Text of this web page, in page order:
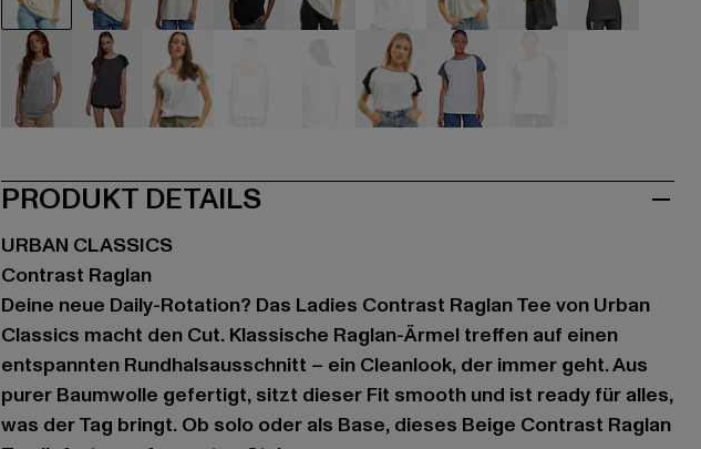
beige beige beige grau grau
PRODUKT DETAILS
URBAN CLASSICS
Contrast Raglan
Deine neue Daily-Rotation? Das Ladies Contrast Raglan Tee von Urban
Classics macht den Cut. Klassische Raglan-Ärmel treffen auf einen
entspannten Rundhalsausschnitt – ein Cleanlook, der immer geht. Aus
purer Baumwolle gefertigt, sitzt dieser Fit smooth und ist ready für alles,
was der Tag bringt. Ob solo oder als Base, dieses Beige Contrast Raglan